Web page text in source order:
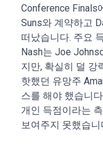
Conference Finals
Suns와 계약하고
떠났습니다. 주요
Nash는 Joe
지만, 확실히 덜 강
핫했던 유망주
스를 해야 했습니
개인 득점이라는
보여주지 못했습니